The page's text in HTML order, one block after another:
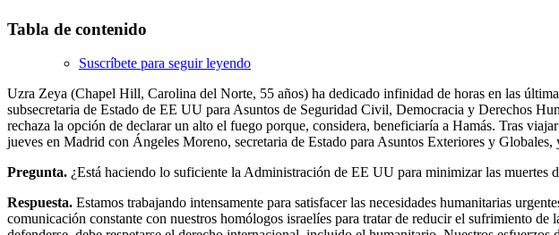
Tabla de contenido
Suscríbete para seguir leyendo
Uzra Zeya (Chapel Hill, Carolina del Norte, 55 años) ha dedicado infinidad de horas en las
subsecretaria de Estado de EE UU para Asuntos de Seguridad Civil, Democracia y Derechos
rechaza la opción de declarar un alto el fuego porque, considera, beneficiaría a Hamás. Tras
jueves en Madrid con Ángeles Moreno, secretaria de Estado para Asuntos Exteriores y
Pregunta. ¿Está haciendo lo suficiente la Administración de EE UU para minimizar las muertes
Respuesta. Estamos trabajando intensamente para satisfacer las necesidades humanitarias
comunicación constante con nuestros homólogos israelíes para tratar de reducir el sufrimiento